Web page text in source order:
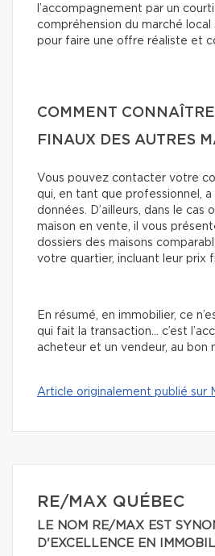
l’accompagnement par un
compréhension du marché local
pour faire une offre réaliste et
COMMENT
FINAUX DES AUTRES
Vous pouvez contacter votre
qui, en tant que professionnel, a
données. D’ailleurs, dans le cas
maison en vente, il vous
dossiers des maisons
votre quartier, incluant leur prix
En résumé, en immobilier, ce
qui fait la transaction… c’est
acheteur et un vendeur, au bon
Article originalement publié sur
RE/MAX QUÉBEC
LE NOM RE/MAX EST
D'EXCELLENCE EN